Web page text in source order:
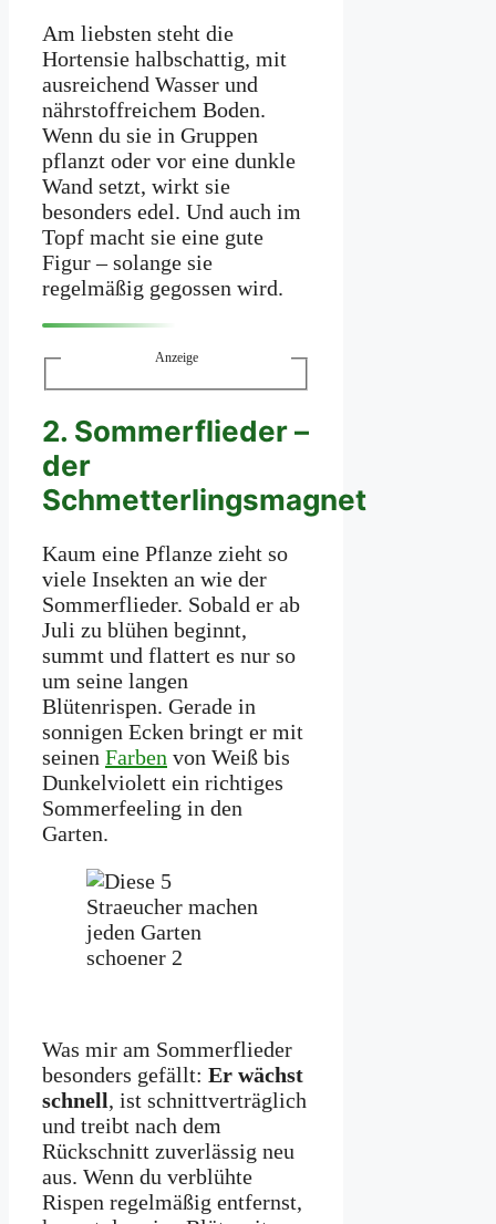
Am liebsten steht die
Hortensie halbschattig, mit
ausreichend Wasser und
nährstoffreichem Boden.
Wenn du sie in Gruppen
pflanzt oder vor eine dunkle
Wand setzt, wirkt sie
besonders edel. Und auch im
Topf macht sie eine gute
Figur – solange sie
regelmäßig gegossen wird.
Anzeige
2. Sommerflieder –
der
Schmetterlingsmagnet
Kaum eine Pflanze zieht so
viele Insekten an wie der
Sommerflieder. Sobald er ab
Juli zu blühen beginnt,
summt und flattert es nur so
um seine langen
Blütenrispen. Gerade in
sonnigen Ecken bringt er mit
seinen Farben von Weiß bis
Dunkelviolett ein richtiges
Sommerfeeling in den
Garten.
Was mir am Sommerflieder
besonders gefällt: Er wächst
schnell, ist schnittverträglich
und treibt nach dem
Rückschnitt zuverlässig neu
aus. Wenn du verblühte
Rispen regelmäßig entfernst,